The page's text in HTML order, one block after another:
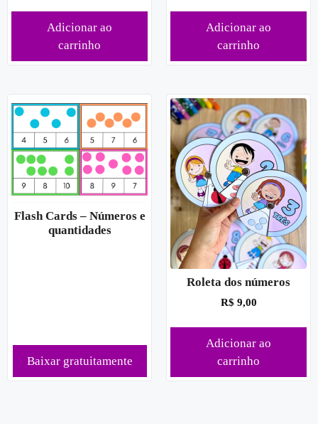
Adicionar ao
carrinho
Adicionar ao
carrinho
Flash Cards – Números e
quantidades
Baixar gratuitamente
Roleta dos números
R$ 9,00
Adicionar ao
carrinho